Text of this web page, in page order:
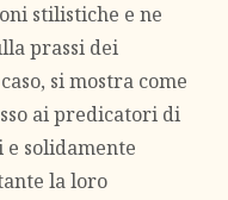
stilistiche e ne
prassi dei
si mostra come
ai predicatori di
solidamente
la loro